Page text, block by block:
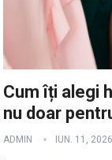
Cum îți alegi
nu doar
ADMIN IUN. 11, 2026